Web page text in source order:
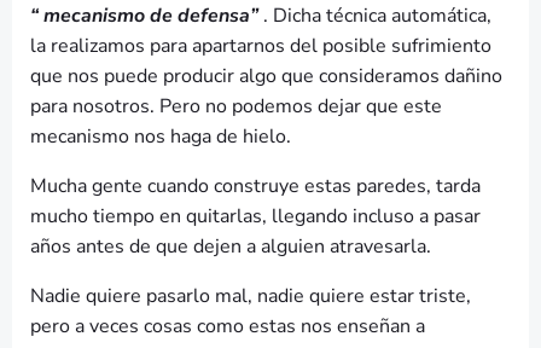
“ mecanismo de defensa”. Dicha técnica automática,
la realizamos para apartarnos del posible sufrimiento
que nos puede producir algo que consideramos dañino
para nosotros. Pero no podemos dejar que este
mecanismo nos haga de hielo.
Mucha gente cuando construye estas paredes, tarda
mucho tiempo en quitarlas, llegando incluso a pasar
años antes de que dejen a alguien atravesarla.
Nadie quiere pasarlo mal, nadie quiere estar triste,
pero a veces cosas como estas nos enseñan a